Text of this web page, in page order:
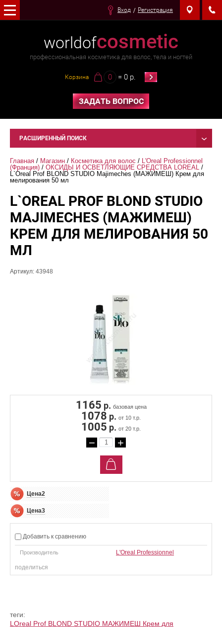
Корзина 0 = 0 р.
worldofcosmetic
профессиональная косметика для волос, тела и ногтей
ЗАДАТЬ ВОПРОС
Вход Регистрация
РАСШИРЕННЫЙ ПОИСК
Главная / Магазин / Косметика для волос / L'Oreal Professionnel
(Франция) / ОКСИДЫ И ОСВЕТЛЯЮЩИЕ СРЕДСТВА LOREAL /
L`Orеal Prof BLOND STUDIO Majimeches (МАЖИМЕШ) Крем для
мелирования 50 мл
L`ORЕAL PROF BLOND STUDIO
MAJIMECHES (МАЖИМЕШ)
КРЕМ ДЛЯ МЕЛИРОВАНИЯ 50
МЛ
Артикул: 43948
1165 р. базовая цена
1078 р. от 10 т.р.
1005 р. от 20 т.р.
− +
Цена2
Цена3
Добавить к сравнению
Производитель L'Oreal Professionnel
поделиться
теги:
LOrеal Prof BLOND STUDIO МАЖИМЕШ Крем для